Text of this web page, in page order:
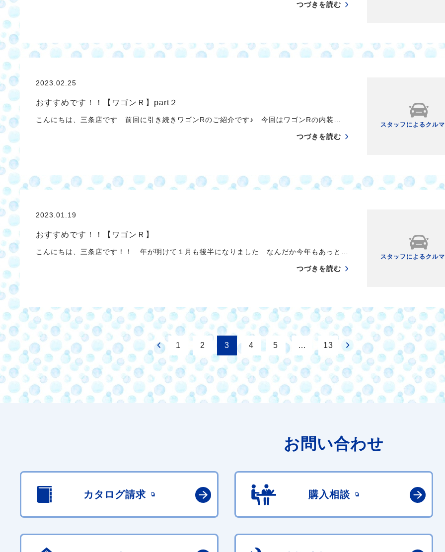
つづきを読む
2023.02.25
おすすめです！！【ワゴンＲ】part２
こんにちは、三条店です 前回に引き続きワゴンRのご紹介です♪ 今回はワゴンRの内装…
つづきを読む
スタッフによるクル
2023.01.19
おすすめです！！【ワゴンＲ】
こんにちは、三条店です！！ 年が明けて１月も後半になりました なんだか今年もあっと…
つづきを読む
スタッフによるクル
1 2 3 4 5 … 13
お問い合わせ
カタログ請求 購入相談